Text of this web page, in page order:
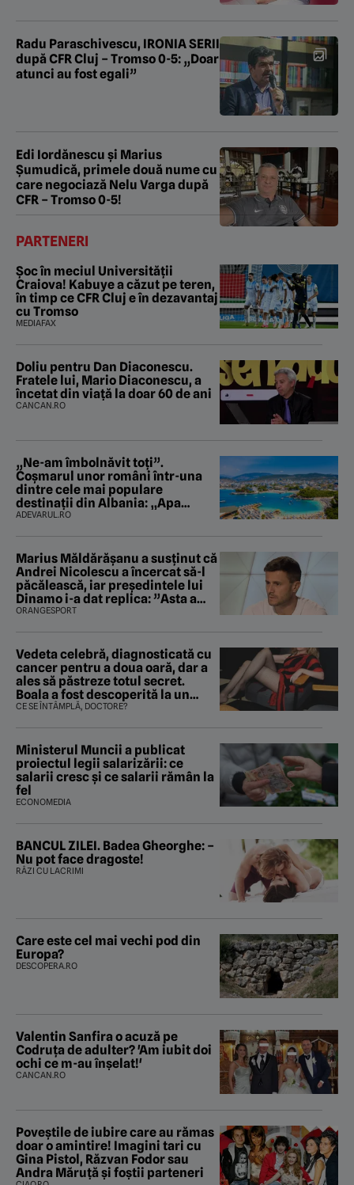
Radu Paraschivescu, IRONIA SERII
după CFR Cluj – Tromso 0-5: „Doar
atunci au fost egali”
Edi Iordănescu și Marius
Șumudică, primele două nume cu
care negociază Nelu Varga după
CFR – Tromso 0-5!
PARTENERI
Șoc în meciul Universității
Craiova! Kabuye a căzut pe teren,
în timp ce CFR Cluj e în dezavantaj
cu Tromso
MEDIAFAX
Doliu pentru Dan Diaconescu.
Fratele lui, Mario Diaconescu, a
încetat din viață la doar 60 de ani
CANCAN.RO
„Ne-am îmbolnăvit toți”.
Coșmarul unor români într-una
dintre cele mai populare
destinații din Albania: „Apa
mirosea a canalizare”
ADEVARUL.RO
Marius Măldărăşanu a susţinut că
Andrei Nicolescu a încercat să-l
păcălească, iar preşedintele lui
Dinamo i-a dat replica: ”Asta a
fost istoria”
ORANGESPORT
Vedeta celebră, diagnosticată cu
cancer pentru a doua oară, dar a
ales să păstreze totul secret.
Boala a fost descoperită la un
control de rutină
CE SE ÎNTÂMPLĂ, DOCTORE?
Ministerul Muncii a publicat
proiectul legii salarizării: ce
salarii cresc și ce salarii rămân la
fel
ECONOMEDIA
BANCUL ZILEI. Badea Gheorghe: –
Nu pot face dragoste!
RÂZI CU LACRIMI
Care este cel mai vechi pod din
Europa?
DESCOPERA.RO
Valentin Sanfira o acuză pe
Codruța de adulter? 'Am iubit doi
ochi ce m-au înșelat!'
CANCAN.RO
Poveştile de iubire care au rămas
doar o amintire! Imagini tari cu
Gina Pistol, Răzvan Fodor sau
Andra Măruţă şi foştii parteneri